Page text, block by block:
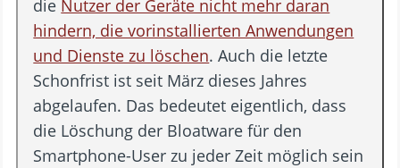
die Nutzer der Geräte nicht mehr daran
hindern, die vorinstallierten Anwendungen
und Dienste zu löschen. Auch die letzte
Schonfrist ist seit März dieses Jahres
abgelaufen. Das bedeutet eigentlich, dass
die Löschung der Bloatware für den
Smartphone-User zu jeder Zeit möglich sein